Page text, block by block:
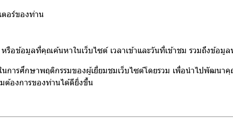
อร์ของท่าน
อข้อมูลที่คุณค้นหาในเว็บไซต์ เวลาเข้าและวันที่เข้าชม รวมถึงข้อมู
นการศึกษาพฤติกรรมของผู้เยี่ยมชมเว็บไซต์โดยรวม เพื่อนำไปพัฒนา
ต้องการของท่านได้ดียิ่งขึ้น